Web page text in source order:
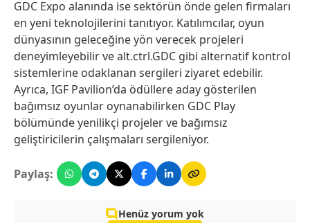
GDC Expo alanında ise sektörün önde gelen firmaları
en yeni teknolojilerini tanıtıyor. Katılımcılar, oyun
dünyasının geleceğine yön verecek projeleri
deneyimleyebilir ve alt.ctrl.GDC gibi alternatif kontrol
sistemlerine odaklanan sergileri ziyaret edebilir.
Ayrıca, IGF Pavilion’da ödüllere aday gösterilen
bağımsız oyunlar oynanabilirken GDC Play
bölümünde yenilikçi projeler ve bağımsız
geliştiricilerin çalışmaları sergileniyor.
Paylaş:
Henüz yorum yok